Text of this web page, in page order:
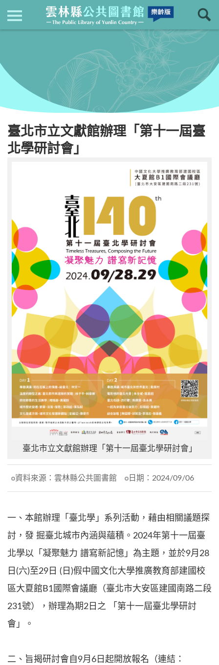
最新消息
臺北市立文獻館辦理「第十一屆臺
北學研討會」
臺北市立文獻館辦理「第十一屆臺北學研討會」
資料來源： 雲林縣公共圖書館 日期： 2024/09/06
一、本館辦理「臺北學」系列活動，藉由相關議題探
討，發 掘臺北城市內涵與蘊積。2024年第十一屆臺
北學以「凝聚魅力 譜寫新記憶」為主題，並於9月28
日(六)至29日 (日)假中國文化大學推廣教育部建國校
區大夏館B1國際會議廳（臺北市大安區建國南路二段
231號），辦理為期2日之 「第十一屆臺北學研討
會」。
二、旨揭研討會自9月6日起開放報名（連結：